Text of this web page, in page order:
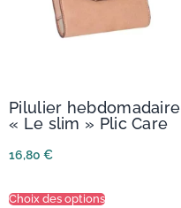
Pilulier hebdomadaire
« Le slim » Plic Care
16,80 €
Choix des options